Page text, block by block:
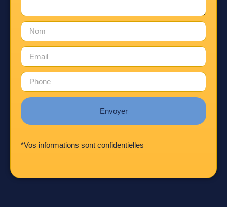
Envoyer
*Vos informations sont confidentielles